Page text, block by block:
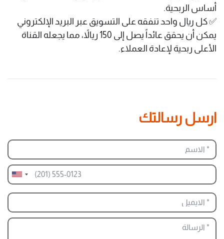
أساس الربحية.
✅ كل ريال واحد تنفقه على التسويق عبر البريد الإلكتروني
يمكن أن يحقق عائداً يصل إلى 150 ريالاً، مما يجعله القناة
الأعلى ربحية لإعادة العملاء.
ارسل رسالتك